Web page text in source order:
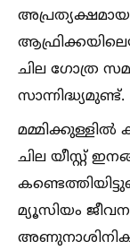
ചില ഗോത്ര
സാന്നിദ്ധ്യമുണ്ട്.
ചില യീസ്റ്റ്
മ്യൂസിയം